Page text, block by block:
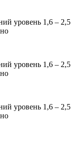
уровень 1,6 – 2,5
уровень 1,6 – 2,5
уровень 1,6 – 2,5